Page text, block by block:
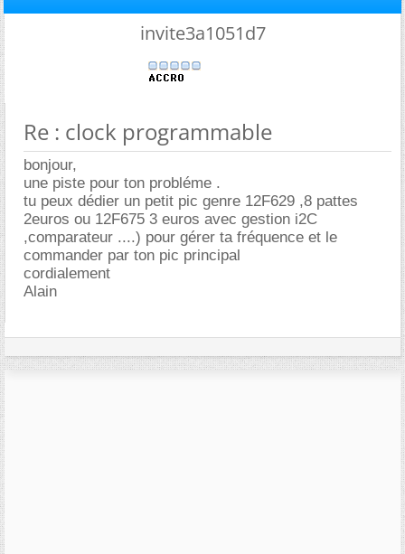
invite3a1051d7
Re : clock programmable
bonjour,
une piste pour ton probléme .
tu peux dédier un petit pic genre 12F629 ,8 pattes
2euros ou 12F675 3 euros avec gestion i2C
,comparateur ....) pour gérer ta fréquence et le
commander par ton pic principal
cordialement
Alain